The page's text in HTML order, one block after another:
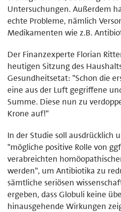
Untersuchungen. Außerdem
echte Probleme, nämlich
Medikamenten wie z.B.
Der Finanzexperte Florian
heutigen Sitzung des
Gesundheitsetat: "Schon die
eine aus der Luft gegriffene
Summe. Diese nun zu
Krone auf!"
In der Studie soll ausdrücklich
"mögliche positive Rolle von
verabreichten
werden", um Antibiotika zu
sämtliche seriösen
ergeben, dass Globuli keine
hinausgehende Wirkungen